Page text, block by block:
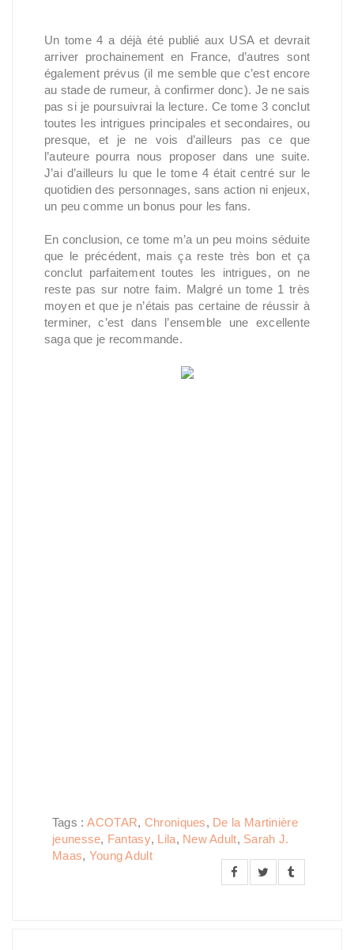
Un tome 4 a déjà été publié aux USA et devrait
arriver prochainement en France, d’autres sont
également prévus (il me semble que c’est encore
au stade de rumeur, à confirmer donc). Je ne sais
pas si je poursuivrai la lecture. Ce tome 3 conclut
toutes les intrigues principales et secondaires, ou
presque, et je ne vois d’ailleurs pas ce que
l’auteure pourra nous proposer dans une suite.
J’ai d’ailleurs lu que le tome 4 était centré sur le
quotidien des personnages, sans action ni enjeux,
un peu comme un bonus pour les fans.
En conclusion, ce tome m’a un peu moins séduite
que le précédent, mais ça reste très bon et ça
conclut parfaitement toutes les intrigues, on ne
reste pas sur notre faim. Malgré un tome 1 très
moyen et que je n’étais pas certaine de réussir à
terminer, c’est dans l’ensemble une excellente
saga que je recommande.
Tags :ACOTAR, Chroniques, De la Martinière
jeunesse, Fantasy, Lila, New Adult, Sarah J.
Maas, Young Adult